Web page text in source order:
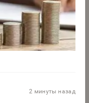
2 минуты назад